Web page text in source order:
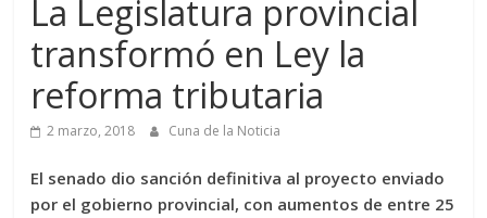
La Legislatura provincial
transformó en Ley la
reforma tributaria
2 marzo, 2018 Cuna de la Noticia
El senado dio sanción definitiva al proyecto enviado
por el gobierno provincial, con aumentos de entre 25